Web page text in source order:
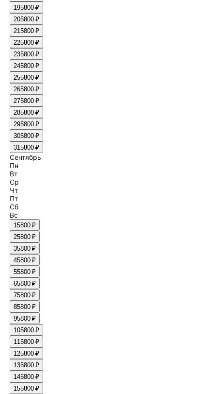
195800 ₽
205800 ₽
215800 ₽
225800 ₽
235800 ₽
245800 ₽
255800 ₽
265800 ₽
275800 ₽
285800 ₽
295800 ₽
305800 ₽
315800 ₽
Сентябрь
Пн
Вт
Ср
Чт
Пт
Сб
Вс
15800 ₽
25800 ₽
35800 ₽
45800 ₽
55800 ₽
65800 ₽
75800 ₽
85800 ₽
95800 ₽
105800 ₽
115800 ₽
125800 ₽
135800 ₽
145800 ₽
155800 ₽